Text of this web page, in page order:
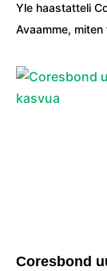
Yle haastatteli
Avaamme,
Coresbond